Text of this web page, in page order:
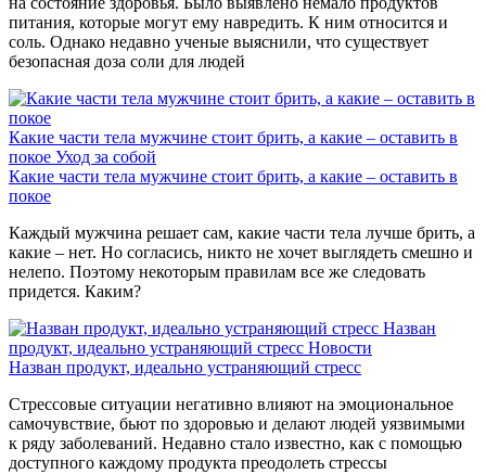
питания, которые могут ему навредить. К ним относится и
соль. Однако недавно ученые выяснили, что существует
безопасная доза соли для людей
Какие части тела мужчине стоит брить, а какие – оставить в
покое Уход за собой
Какие части тела мужчине стоит брить, а какие – оставить в
покое
Каждый мужчина решает сам, какие части тела лучше брить, а
какие – нет. Но согласись, никто не хочет выглядеть смешно и
нелепо. Поэтому некоторым правилам все же следовать
придется. Каким?
Назван
продукт, идеально устраняющий стресс Новости
Назван продукт, идеально устраняющий стресс
Стрессовые ситуации негативно влияют на эмоциональное
самочувствие, бьют по здоровью и делают людей уязвимыми
к ряду заболеваний. Недавно стало известно, как с помощью
доступного каждому продукта преодолеть стрессы